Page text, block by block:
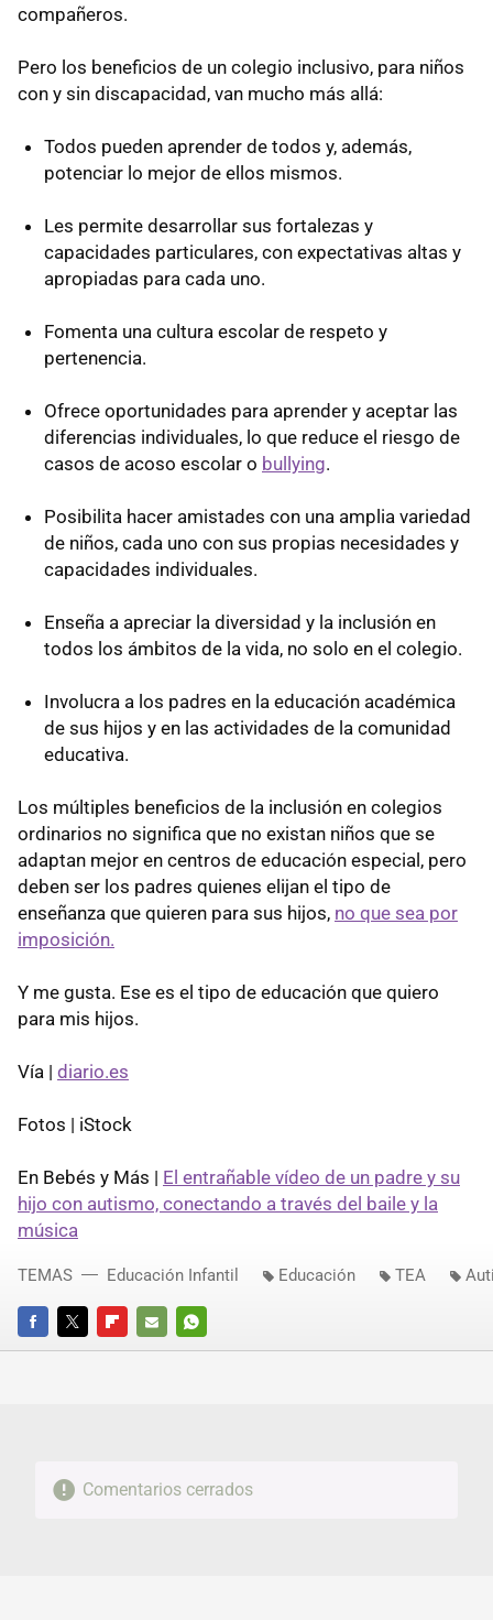
compañeros.
Pero los beneficios de un colegio inclusivo, para niños
con y sin discapacidad, van mucho más allá:
Todos pueden aprender de todos y, además,
potenciar lo mejor de ellos mismos.
Les permite desarrollar sus fortalezas y
capacidades particulares, con expectativas altas y
apropiadas para cada uno.
Fomenta una cultura escolar de respeto y
pertenencia.
Ofrece oportunidades para aprender y aceptar las
diferencias individuales, lo que reduce el riesgo de
casos de acoso escolar o bullying.
Posibilita hacer amistades con una amplia variedad
de niños, cada uno con sus propias necesidades y
capacidades individuales.
Enseña a apreciar la diversidad y la inclusión en
todos los ámbitos de la vida, no solo en el colegio.
Involucra a los padres en la educación académica
de sus hijos y en las actividades de la comunidad
educativa.
Los múltiples beneficios de la inclusión en colegios
ordinarios no significa que no existan niños que se
adaptan mejor en centros de educación especial, pero
deben ser los padres quienes elijan el tipo de
enseñanza que quieren para sus hijos, no que sea por
imposición.
Y me gusta. Ese es el tipo de educación que quiero
para mis hijos.
Vía | diario.es
Fotos | iStock
En Bebés y Más | El entrañable vídeo de un padre y su
hijo con autismo, conectando a través del baile y la
música
FACEBOOKTWITTERFLIPBOARD
E-
WHATSAPP
TEMAS Educación Infantil Educación TEA
Comentarios cerrados